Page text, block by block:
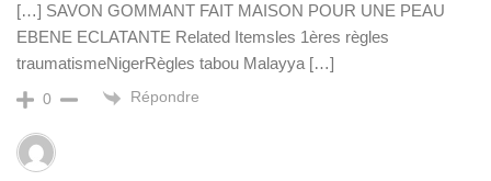
[…] SAVON GOMMANT FAIT MAISON POUR UNE PEAU
EBENE ECLATANTE Related Itemsles 1ères règles
traumatismeNigerRègles tabou Malayya […]
0 Répondre